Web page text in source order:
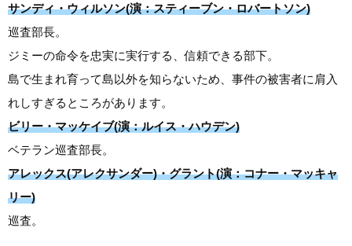
サンディ・ウィルソン(演：スティーブン・ロバートソン)
巡査部長。
ジミーの命令を忠実に実行する、信頼できる部下。
島で生まれ育って島以外を知らないため、事件の被害者に肩入
れしすぎるところがあります。
ビリー・マッケイブ(演：ルイス・ハウデン)
ベテラン巡査部長。
アレックス(アレクサンダー)・グラント(演：コナー・マッキャ
リー)
巡査。